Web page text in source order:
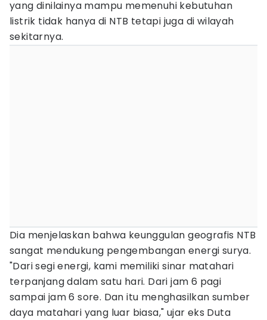
yang dinilainya mampu memenuhi kebutuhan
listrik tidak hanya di NTB tetapi juga di wilayah
sekitarnya.
Dia menjelaskan bahwa keunggulan geografis NTB
sangat mendukung pengembangan energi surya.
"Dari segi energi, kami memiliki sinar matahari
terpanjang dalam satu hari. Dari jam 6 pagi
sampai jam 6 sore. Dan itu menghasilkan sumber
daya matahari yang luar biasa," ujar eks Duta